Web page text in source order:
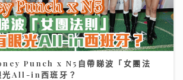
Punch x N5自帶睇波「女團法
光All-in西班牙？